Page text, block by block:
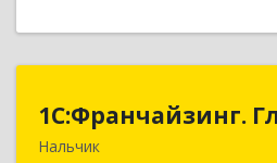
1С:Франчайзинг.
Нальчик
360000, Кабардино-